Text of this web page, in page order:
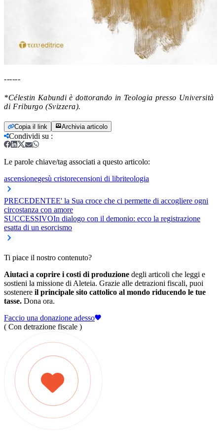
------
*Célestin Kabundi è dottorando in Teologia presso Università
di Friburgo (Svizzera).
Copia il link Archivia articolo
Condividi su :
Le parole chiave/tag associati a questo articolo:
ascensionegesù cristorecensioni di libriteologia
PRECEDENTEE' la Sua croce che ci permette di accogliere ogni
circostanza con amore
SUCCESSIVOIn dialogo con il demonio: ecco la registrazione
esatta di un esorcismo
Ti piace il nostro contenuto?
Aiutaci a coprire i costi di produzione degli articoli che leggi e
sostieni la missione di Aleteia. Grazie alle detrazioni fiscali, puoi
sostenere il principale sito cattolico al mondo riducendo le tue
tasse. Dona ora.
Faccio una donazione adesso
( Con detrazione fiscale )